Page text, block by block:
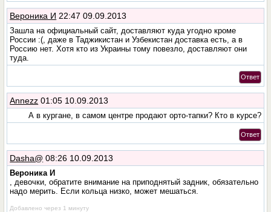
Вероника И 22:47 09.09.2013
Зашла на официальный сайт, доставляют куда угодно кроме
России :(, даже в Таджикистан и Узбекистан доставка есть, а в
Россию нет. Хотя кто из Украины тому повезло, доставляют они
туда.
Ответ
Annezz 01:05 10.09.2013
А в кургане, в самом центре продают орто-тапки? Кто в курсе?
Ответ
Dasha@ 08:26 10.09.2013
Вероника И
, девочки, обратите внимание на приподнятый задник, обязательно
надо мерить. Если кольца низко, может мешаться.
Добавлено через 1 минуту